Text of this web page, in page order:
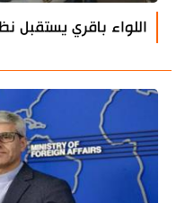
اللواء باقري